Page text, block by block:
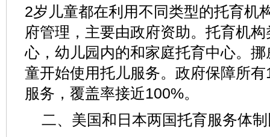
2岁儿童都在利用不同类型的托育机
府管理，主要由政府资助。托育机
心，幼儿园内的和家庭托育中心。
童开始使用托儿服务。政府保障所
服务，覆盖率接近100%。
二、美国和日本两国托育服务体